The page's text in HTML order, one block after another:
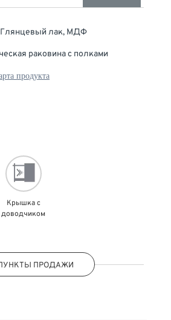
Глянцевый лак, МДФ
раковина с полками
продукта
Крышка с
доводчиком
ПРОДАЖИ